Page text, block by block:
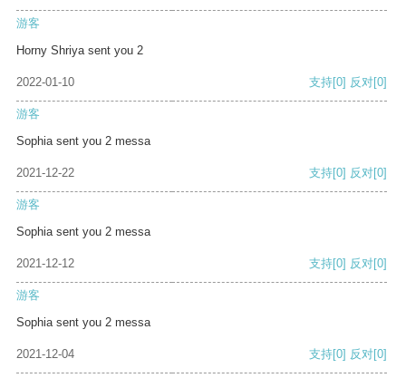
游客
Horny Shriya sent you 2
2022-01-10 支持[0] 反对[0]
游客
Sophia sent you 2 messa
2021-12-22 支持[0] 反对[0]
游客
Sophia sent you 2 messa
2021-12-12 支持[0] 反对[0]
游客
Sophia sent you 2 messa
2021-12-04 支持[0] 反对[0]